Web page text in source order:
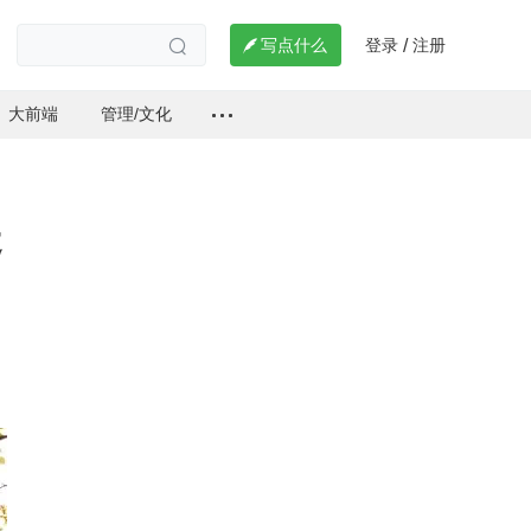
  写点什么 登录 / 注册
大前端 管理/文化